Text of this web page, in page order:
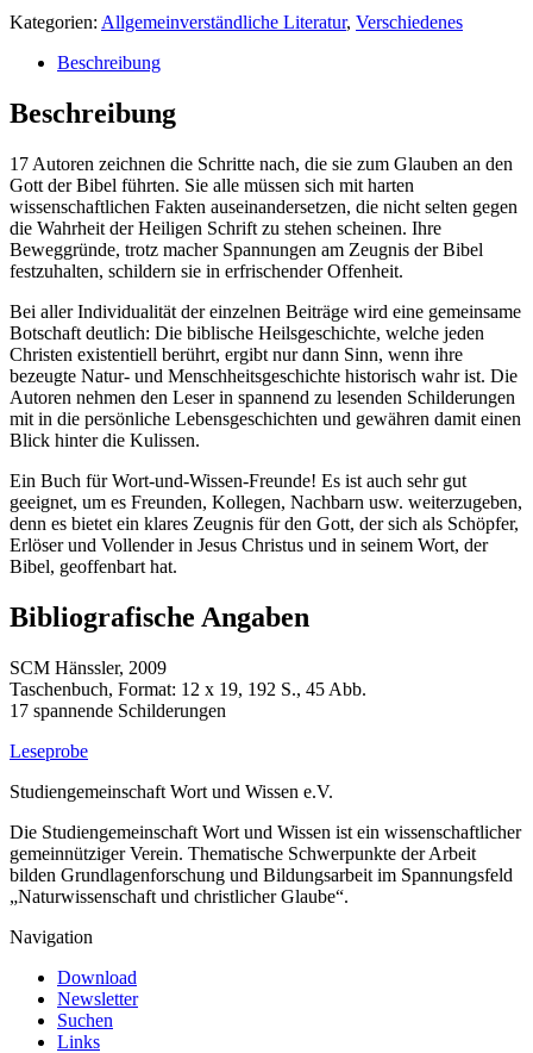
Kategorien: Allgemeinverständliche Literatur, Verschiedenes
Beschreibung
Beschreibung
17 Autoren zeichnen die Schritte nach, die sie zum Glauben an den
Gott der Bibel führten. Sie alle müssen sich mit harten
wissenschaftlichen Fakten auseinandersetzen, die nicht selten gegen
die Wahrheit der Heiligen Schrift zu stehen scheinen. Ihre
Beweggründe, trotz macher Spannungen am Zeugnis der Bibel
festzuhalten, schildern sie in erfrischender Offenheit.
Bei aller Individualität der einzelnen Beiträge wird eine gemeinsame
Botschaft deutlich: Die biblische Heilsgeschichte, welche jeden
Christen existentiell berührt, ergibt nur dann Sinn, wenn ihre
bezeugte Natur- und Menschheitsgeschichte historisch wahr ist. Die
Autoren nehmen den Leser in spannend zu lesenden Schilderungen
mit in die persönliche Lebensgeschichten und gewähren damit einen
Blick hinter die Kulissen.
Ein Buch für Wort-und-Wissen-Freunde! Es ist auch sehr gut
geeignet, um es Freunden, Kollegen, Nachbarn usw. weiterzugeben,
denn es bietet ein klares Zeugnis für den Gott, der sich als Schöpfer,
Erlöser und Vollender in Jesus Christus und in seinem Wort, der
Bibel, geoffenbart hat.
Bibliografische Angaben
SCM Hänssler, 2009
Taschenbuch, Format: 12 x 19, 192 S., 45 Abb.
17 spannende Schilderungen
Leseprobe
Studiengemeinschaft Wort und Wissen e.V.
Die Studiengemeinschaft Wort und Wissen ist ein wissenschaftlicher
gemeinnütziger Verein. Thematische Schwerpunkte der Arbeit
bilden Grundlagenforschung und Bildungsarbeit im Spannungsfeld
„Naturwissenschaft und christlicher Glaube“.
Navigation
Download
Newsletter
Suchen
Links